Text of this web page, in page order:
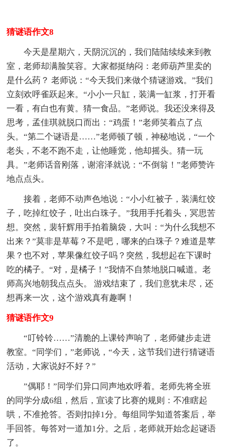
猜谜语作文8
今天是星期六，天阴沉沉的，我们陆陆续续来到教
室，老师却满脸笑容。大家都挺纳闷：老师葫芦里卖的
是什么药？ 老师说：“今天我们来做个猜谜游戏。”我们
立刻欢呼雀跃起来。“小小一只缸，装满一缸浆，打开看
一看，有白也有黄。猜一食品。”老师说。我还没来得及
思考，孟佳琪就脱口而出：“鸡蛋！”老师笑着点了点
头。“第二个谜语是……”老师顿了顿，神秘地说，“一个
老头，不老不跑不走，让他睡觉，他却摇头。猜一玩
具。”老师话音刚落，谢溶泽就说：“不倒翁！”老师赞许
地点点头。
接着，老师不动声色地说：“小小红被子，装满红饺
子，吃掉红饺子，吐出白珠子。”我用手托着头，冥思苦
想。突然，裴轩辉用手拍着脑袋，大叫：“为什么我想不
出来？”莫非是草莓？不是吧，哪来的白珠子？难道是苹
果？也不对，苹果像红饺子吗？突然，我想起在下课时
吃的橘子。“对，是橘子！”我情不自禁地脱口喊道。老
师高兴地朝我点点头。 游戏结束了，我们意犹未尽，还
想再来一次，这个游戏真有趣啊！
猜谜语作文9
“叮铃铃……”清脆的上课铃声响了，老师健步走进
教室。“同学们，”老师说，“今天，这节我们进行猜谜语
活动，大家说好不好？”
”偶耶！”同学们异口同声地欢呼着。老师先将全班
的同学分成6组，然后，宣读了比赛的规则：不准瞎起
哄，不准抢答。否则扣掉1分。每组同学知道答案后，举
手回答。每答对一道加1分。之后，老师就开始念起谜语
了。